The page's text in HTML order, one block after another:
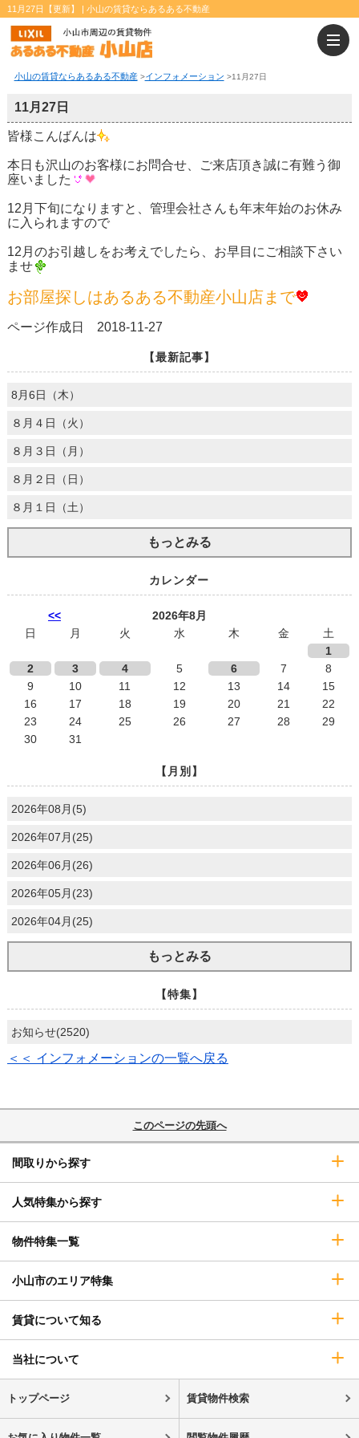
11月27日【更新】 | 小山の賃貸ならあるある不動産
小山の賃貸ならあるある不動産>インフォメーション >11月27日
11月27日
皆様こんばんは
本日も沢山のお客様にお問合せ、ご来店頂き誠に有難う御
座いました
12月下旬になりますと、管理会社さんも年末年始のお休み
に入られますので
12月のお引越しをお考えでしたら、お早目にご相談下さい
ませ
お部屋探しはあるある不動産小山店まで
ページ作成日 2018-11-27
【最新記事】
8月6日（木）
８月４日（火）
８月３日（月）
８月２日（日）
８月１日（土）
もっとみる
カレンダー
<<
2026年8月
日
月 火 水 木 金
土
1
2
3 4 5 6 7
8
9
10 11 12 13 14
15
16
17 18 19 20 21
22
23
24 25 26 27 28
29
30
31
【月別】
2026年08月(5)
2026年07月(25)
2026年06月(26)
2026年05月(23)
2026年04月(25)
もっとみる
【特集】
お知らせ(2520)
＜＜ インフォメーションの一覧へ戻る
このページの先頭へ
間取りから探す
人気特集から探す
物件特集一覧
小山市のエリア特集
賃貸について知る
当社について
トップページ 賃貸物件検索